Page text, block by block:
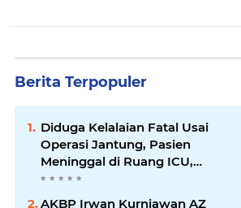
Berita Terpopuler
Diduga Kelalaian Fatal Usai
Operasi Jantung, Pasien
Meninggal di Ruang ICU,
Keluarga Tuntut RSUD dr.
AKBP Irwan Kurniawan AZ